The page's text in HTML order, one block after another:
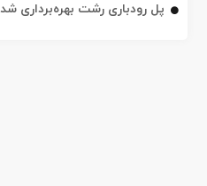
پل رودباری رشت بهره‌برداری شد